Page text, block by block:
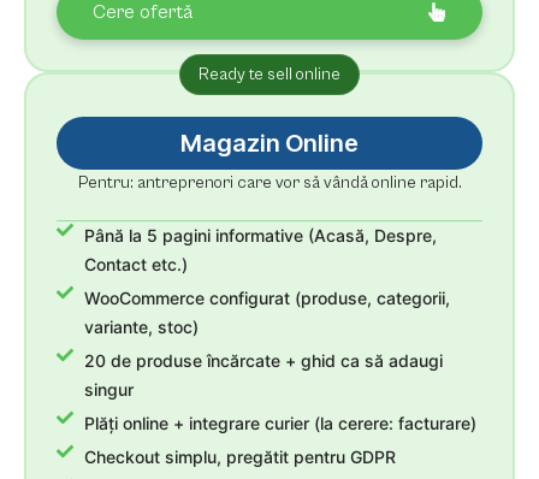
Cere ofertă
Magazin Online
Pentru: antreprenori care vor să vândă online rapid.
Până la 5 pagini informative (Acasă, Despre,
Contact etc.)
WooCommerce configurat (produse, categorii,
variante, stoc)
20 de produse încărcate + ghid ca să adaugi
singur
Plăți online + integrare curier (la cerere: facturare)
Checkout simplu, pregătit pentru GDPR
Ready te sell online